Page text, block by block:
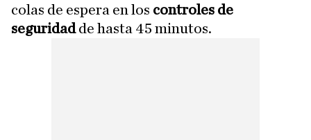
colas de espera en los controles de
seguridadde hasta 45 minutos.